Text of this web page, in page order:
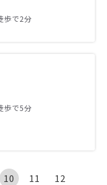
歩で2分
歩で5分
10 11 12